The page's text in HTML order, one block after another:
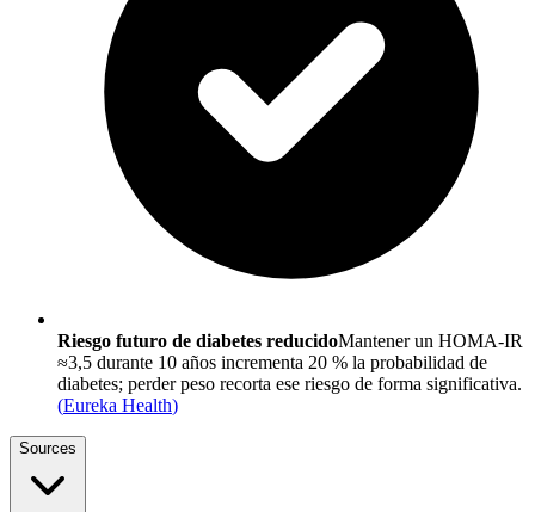
Riesgo futuro de diabetes reducidoMantener un HOMA-IR
≈3,5 durante 10 años incrementa 20 % la probabilidad de
diabetes; perder peso recorta ese riesgo de forma significativa.
(Eureka Health)
Sources